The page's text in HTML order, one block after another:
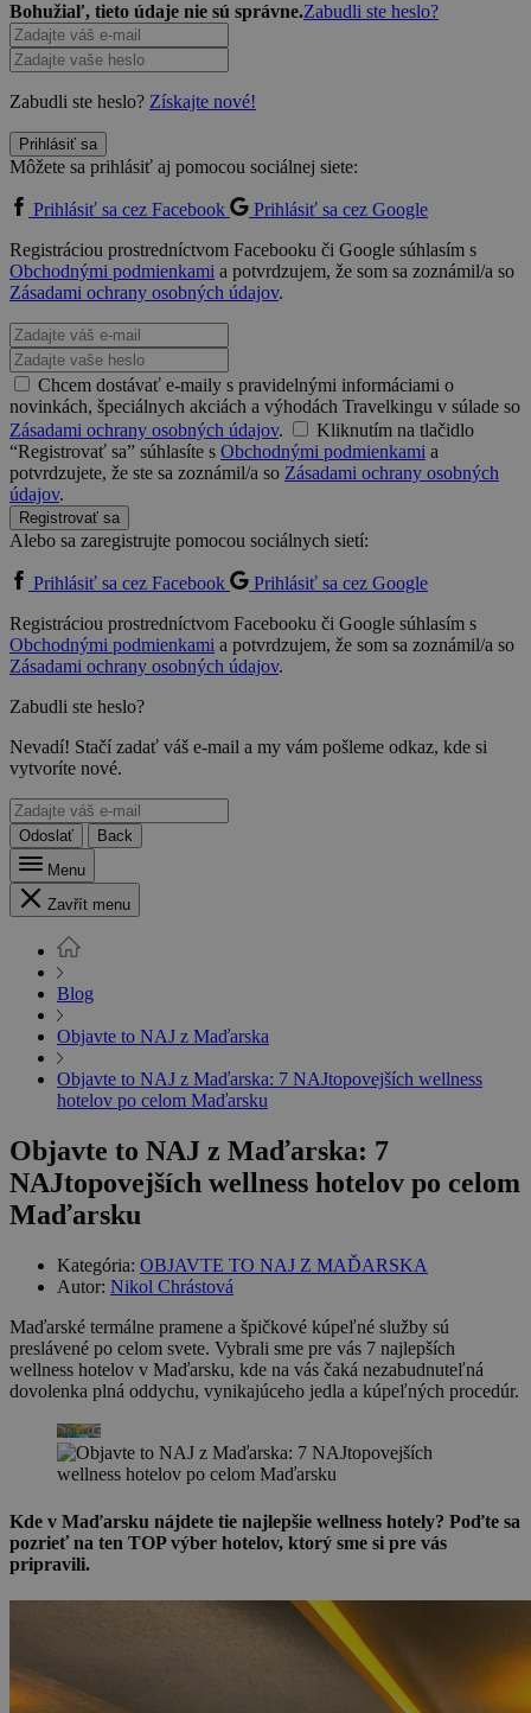
Bohužiaľ, tieto údaje nie sú správne.Zabudli ste heslo?
Zabudli ste heslo? Získajte nové!
Prihlásiť sa
Môžete sa prihlásiť aj pomocou sociálnej siete:
Prihlásiť sa cez Facebook
Prihlásiť sa cez Google
Registráciou prostredníctvom Facebooku či Google súhlasím s
Obchodnými podmienkami a potvrdzujem, že som sa zoznámil/a so
Zásadami ochrany osobných údajov.
Chcem dostávať e-maily s pravidelnými informáciami o
novinkách, špeciálnych akciách a výhodách Travelkingu v súlade so
Zásadami ochrany osobných údajov.
Kliknutím na tlačidlo
“Registrovať sa” súhlasíte s Obchodnými podmienkami a
potvrdzujete, že ste sa zoznámil/a so Zásadami ochrany osobných
údajov.
Registrovať sa
Alebo sa zaregistrujte pomocou sociálnych sietí:
Prihlásiť sa cez Facebook
Prihlásiť sa cez Google
Registráciou prostredníctvom Facebooku či Google súhlasím s
Obchodnými podmienkami a potvrdzujem, že som sa zoznámil/a so
Zásadami ochrany osobných údajov.
Zabudli ste heslo?
Nevadí! Stačí zadať váš e-mail a my vám pošleme odkaz, kde si
vytvoríte nové.
Odoslať
Back
Menu
Zavřít menu
Blog
Objavte to NAJ z Maďarska
Objavte to NAJ z Maďarska: 7 NAJtopovejších wellness
hotelov po celom Maďarsku
Objavte to NAJ z Maďarska: 7
NAJtopovejších wellness hotelov po celom
Maďarsku
Kategória: OBJAVTE TO NAJ Z MAĎARSKA
Autor: Nikol Chrástová
Maďarské termálne pramene a špičkové kúpeľné služby sú
preslávené po celom svete. Vybrali sme pre vás 7 najlepších
wellness hotelov v Maďarsku, kde na vás čaká nezabudnuteľná
dovolenka plná oddychu, vynikajúceho jedla a kúpeľných procedúr.
Kde v Maďarsku nájdete tie najlepšie wellness hotely? Poďte sa
pozrieť na ten TOP výber hotelov, ktorý sme si pre vás
pripravili.